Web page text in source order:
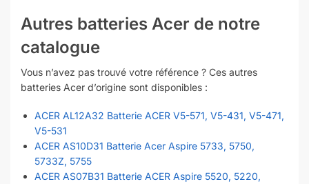
Autres batteries Acer de notre
catalogue
Vous n’avez pas trouvé votre référence ? Ces autres
batteries Acer d’origine sont disponibles :
ACER AL12A32 Batterie ACER V5-571, V5-431, V5-471,
V5-531
ACER AS10D31 Batterie Acer Aspire 5733, 5750,
5733Z, 5755
ACER AS07B31 Batterie ACER Aspire 5520, 5220,